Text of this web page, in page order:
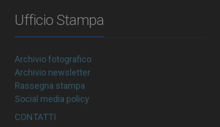
Ufficio Stampa
Archivio fotografico
Archivio newsletter
Rassegna stampa
Social media policy
CONTATTI